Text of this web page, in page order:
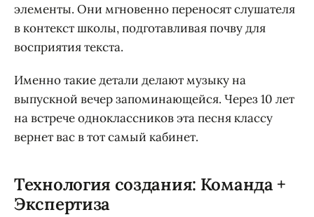
элементы. Они мгновенно переносят слушателя
в контекст школы, подготавливая почву для
восприятия текста.
Именно такие детали делают музыку на
выпускной вечер запоминающейся. Через 10 лет
на встрече одноклассников эта песня классу
вернет вас в тот самый кабинет.
Технология создания: Команда +
Экспертиза